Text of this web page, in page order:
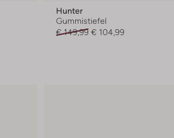
Hunter
Gummistiefel
€ 149,99 € 104,99